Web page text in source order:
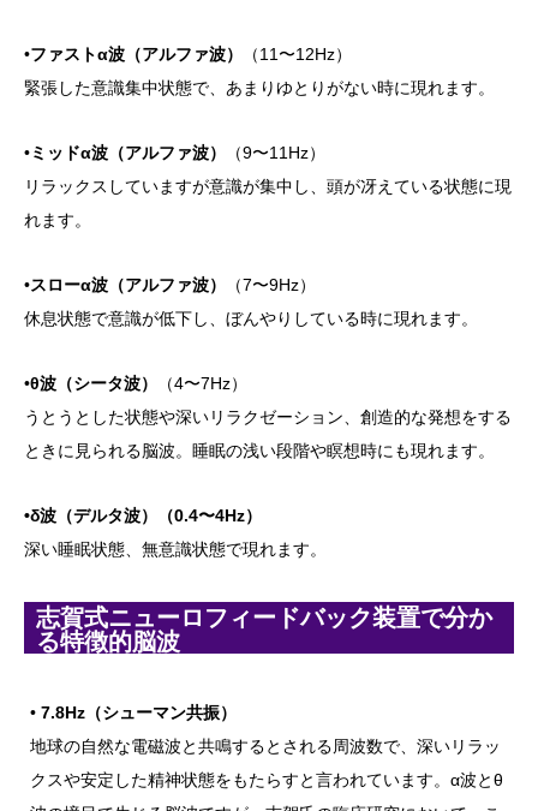
•ファストα波（アルファ波）
（11〜12Hz）
緊張した意識集中状態で、あまりゆとりがない時に現れます。
•ミッドα波（アルファ波）
（9〜11Hz）
リラックスしていますが意識が集中し、頭が冴えている状態に現
れます。
•スローα波（アルファ波）
（7〜9Hz）
休息状態で意識が低下し、ぼんやりしている時に現れます。
•θ波（シータ波）
（4〜7Hz）
うとうとした状態や深いリラクゼーション、創造的な発想をする
ときに見られる脳波。睡眠の浅い段階や瞑想時にも現れます。
•δ波（デルタ波）
（0.4〜4Hz）
深い睡眠状態、無意識状態で現れます。
志賀式ニューロフィードバック装置で分か
る特徴的脳波
• 7.8Hz（シューマン共振）
地球の自然な電磁波と共鳴するとされる周波数で、深いリラッ
クスや安定した精神状態をもたらすと言われています。α波とθ